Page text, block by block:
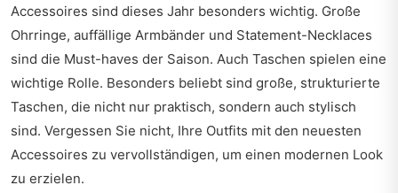
Accessoires sind dieses Jahr besonders wichtig. Große
Ohrringe, auffällige Armbänder und Statement-Necklaces
sind die Must-haves der Saison. Auch Taschen spielen eine
wichtige Rolle. Besonders beliebt sind große, strukturierte
Taschen, die nicht nur praktisch, sondern auch stylisch
sind. Vergessen Sie nicht, Ihre Outfits mit den neuesten
Accessoires zu vervollständigen, um einen modernen Look
zu erzielen.